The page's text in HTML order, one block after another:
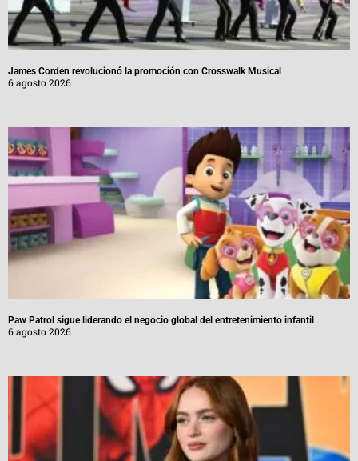
James Corden revolucionó la promoción con Crosswalk Musical
6 agosto 2026
Paw Patrol sigue liderando el negocio global del entretenimiento infantil
6 agosto 2026